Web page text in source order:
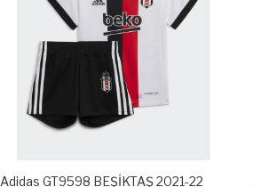
Adidas GT9598 BEŞİKTAŞ 2021-22